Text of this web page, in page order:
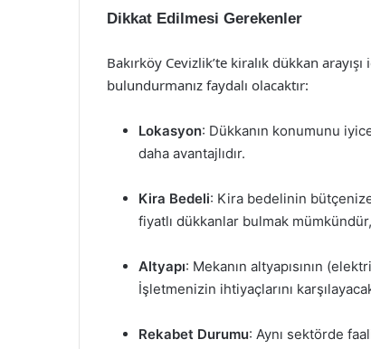
Dikkat Edilmesi Gerekenler
Bakırköy Cevizlik’te kiralık dükkan
bulundurmanız faydalı olacaktır:
Lokasyon: Dükkanın konumunu
daha avantajlıdır.
Kira Bedeli: Kira bedelinin
fiyatlı dükkanlar bulmak
Altyapı: Mekanın altyapısının
İşletmenizin ihtiyaçlarını
Rekabet Durumu: Aynı sektörde